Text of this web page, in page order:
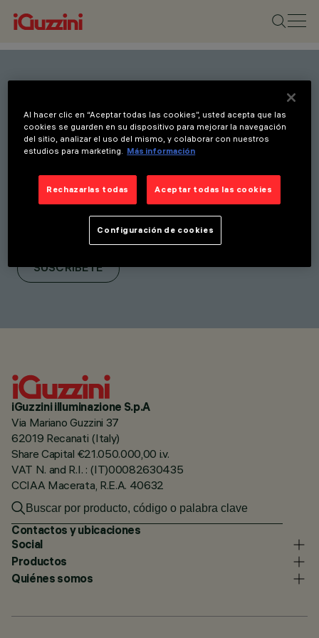
Mantente al día con
nuestras últimas
innovaciones. Suscríbete a
nuestro boletín para recibir
novedades sobre nuevos
productos, ferias e
iniciativas.
SUSCRÍBETE
iGuzzini illuminazione S.p.A
Via Mariano Guzzini 37
62019 Recanati (Italy)
Share Capital €21.050.000,00 i.v.
VAT N. and R.I. : (IT)00082630435
CCIAA Macerata, R.E.A. 40632
Contactos y ubicaciones
Social
Productos
Quiénes somos
Al hacer clic en “Aceptar todas las cookies”, usted acepta que las
cookies se guarden en su dispositivo para mejorar la navegación
del sitio, analizar el uso del mismo, y colaborar con nuestros
estudios para marketing.
Más información
Rechazarlas todas Aceptar todas las cookies
Configuración de cookies